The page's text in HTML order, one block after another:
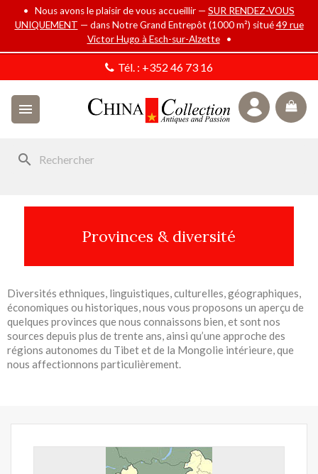
• Nous avons le plaisir de vous accueillir — SUR RENDEZ-VOUS
UNIQUEMENT — dans Notre Grand Entrepôt (1000 m²) situé49 rue
Victor Hugo à Esch-sur-Alzette•
Tél. : +352 46 73 16

search
Provinces & diversité
Diversités ethniques, linguistiques, culturelles, géographiques,
économiques ou historiques, nous vous proposons un aperçu de
quelques provinces que nous connaissons bien, et sont nos
sources depuis plus de trente ans, ainsi qu’une approche des
régions autonomes du Tibet et de la Mongolie intérieure, que
nous affectionnons particulièrement.